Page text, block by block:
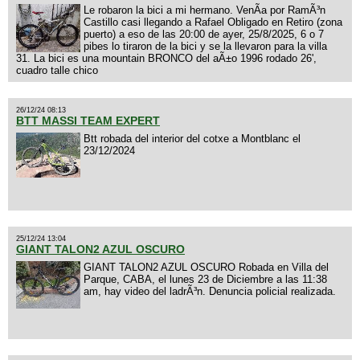
Le robaron la bici a mi hermano. VenÃ­a por RamÃ³n
Castillo casi llegando a Rafael Obligado en Retiro (zona
puerto) a eso de las 20:00 de ayer, 25/8/2025, 6 o 7
pibes lo tiraron de la bici y se la llevaron para la villa
31. La bici es una mountain BRONCO del aÃ±o 1996 rodado 26',
cuadro talle chico
26/12/24 08:13
BTT MASSI TEAM EXPERT
Btt robada del interior del cotxe a Montblanc el
23/12/2024
25/12/24 13:04
GIANT TALON2 AZUL OSCURO
GIANT TALON2 AZUL OSCURO Robada en Villa del
Parque, CABA, el lunes 23 de Diciembre a las 11:38
am, hay video del ladrÃ³n. Denuncia policial realizada.